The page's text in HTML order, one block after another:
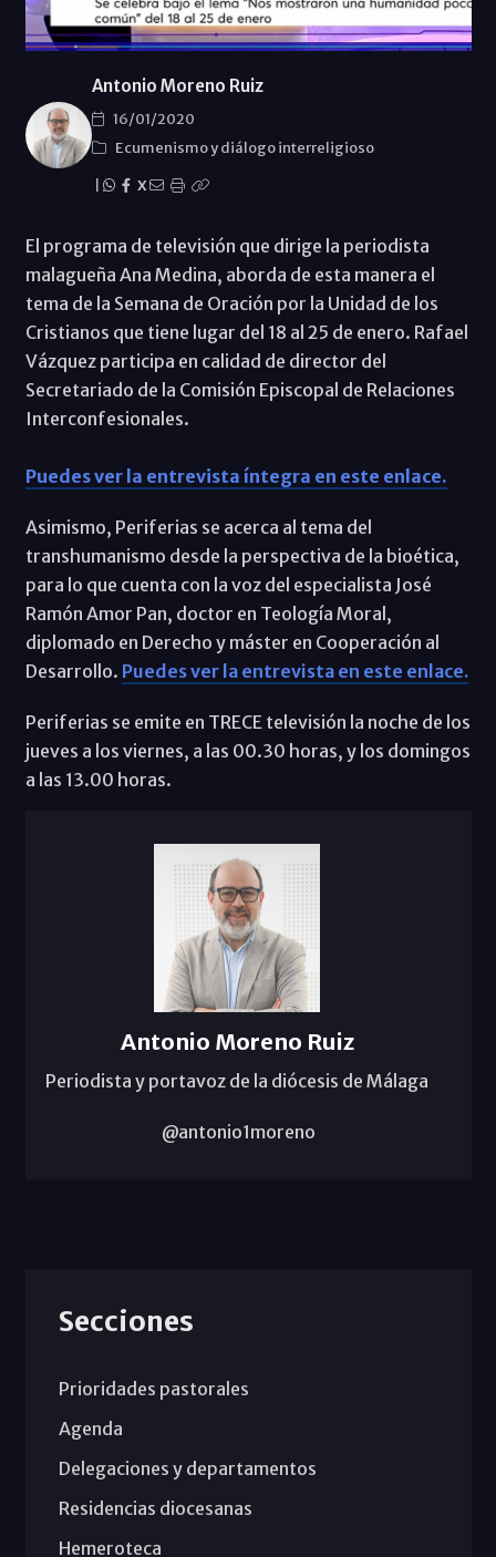
Antonio Moreno Ruiz
16/01/2020
Ecumenismo y diálogo interreligioso
X
El programa de televisión que dirige la periodista
malagueña Ana Medina, aborda de esta manera el
tema de la Semana de Oración por la Unidad de los
Cristianos que tiene lugar del 18 al 25 de enero. Rafael
Vázquez participa en calidad de director del
Secretariado de la Comisión Episcopal de Relaciones
Interconfesionales.
Puedes ver la entrevista íntegra en este enlace.
Asimismo, Periferias se acerca al tema del
transhumanismo desde la perspectiva de la bioética,
para lo que cuenta con la voz del especialista José
Ramón Amor Pan, doctor en Teología Moral,
diplomado en Derecho y máster en Cooperación al
Desarrollo. Puedes ver la entrevista en este enlace.
Periferias se emite en TRECE televisión la noche de los
jueves a los viernes, a las 00.30 horas, y los domingos
a las 13.00 horas.
Antonio Moreno Ruiz
Periodista y portavoz de la diócesis de Málaga
@antonio1moreno
Secciones
Prioridades pastorales
Agenda
Delegaciones y departamentos
Residencias diocesanas
Hemeroteca